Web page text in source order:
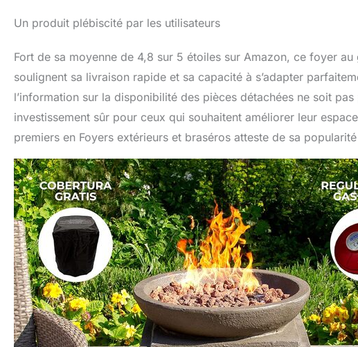
Un produit plébiscité par les utilisateurs
Fort de sa moyenne de 4,8 sur 5 étoiles sur Amazon, ce foyer
soulignent sa livraison rapide et sa capacité à s’adapter
l’information sur la disponibilité des pièces détachées ne soit
investissement sûr pour ceux qui souhaitent améliorer leur
premiers en Foyers extérieurs et braséros atteste de sa